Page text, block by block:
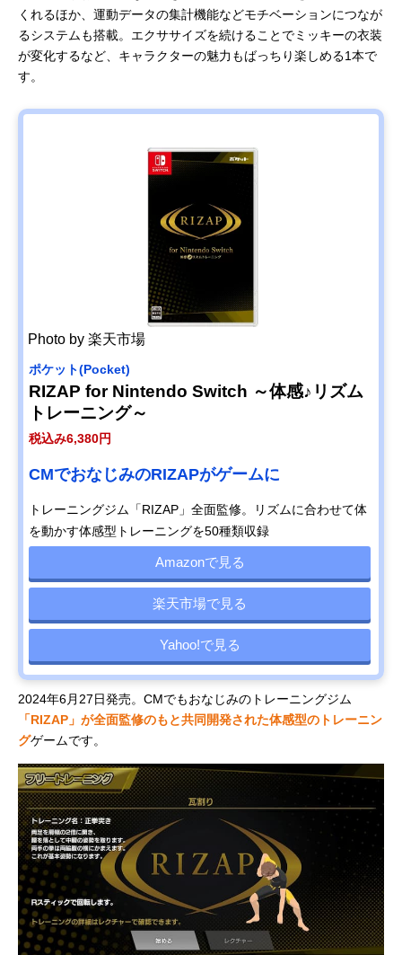
くれるほか、運動データの集計機能などモチベーションにつなが
るシステムも搭載。エクササイズを続けることでミッキーの衣装
が変化するなど、キャラクターの魅力もばっちり楽しめる1本で
す。
Photo by 楽天市場
ポケット(Pocket)
RIZAP for Nintendo Switch ～体感♪リズム
トレーニング～
税込み6,380円
CMでおなじみのRIZAPがゲームに
トレーニングジム「RIZAP」全面監修。リズムに合わせて体
を動かす体感型トレーニングを50種類収録
Amazonで見る
楽天市場で見る
Yahoo!で見る
2024年6月27日発売。CMでもおなじみのトレーニングジム
「RIZAP」が全面監修のもと共同開発された体感型のトレーニン
グゲームです。